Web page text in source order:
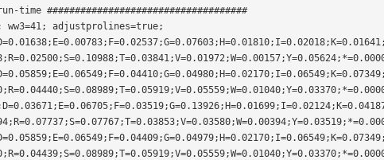
time ####################################
ww3=41; adjustprolines=true;